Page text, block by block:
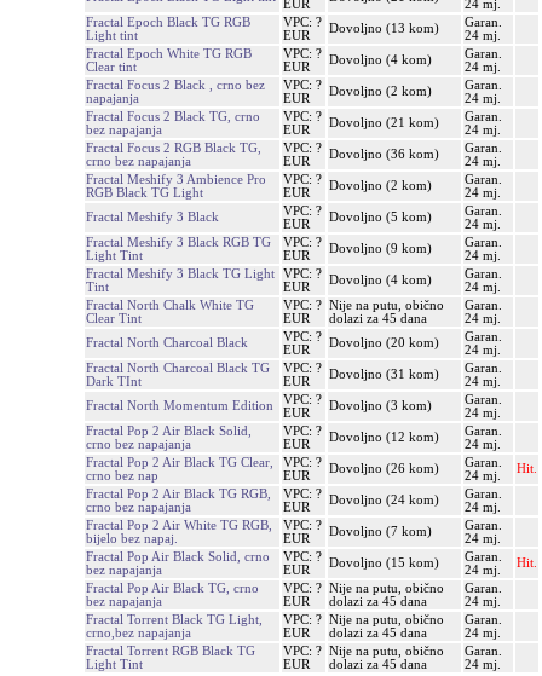
EUR
24 mj.
Fractal Epoch Black TG RGB
Light tint
VPC: ?
EUR
Dovoljno (13 kom)
Garan.
24 mj.
Fractal Epoch White TG RGB
Clear tint
VPC: ?
EUR
Dovoljno (4 kom)
Garan.
24 mj.
Fractal Focus 2 Black , crno bez
napajanja
VPC: ?
EUR
Dovoljno (2 kom)
Garan.
24 mj.
Fractal Focus 2 Black TG, crno
bez napajanja
VPC: ?
EUR
Dovoljno (21 kom)
Garan.
24 mj.
Fractal Focus 2 RGB Black TG,
crno bez napajanja
VPC: ?
EUR
Dovoljno (36 kom)
Garan.
24 mj.
Fractal Meshify 3 Ambience Pro
RGB Black TG Light
VPC: ?
EUR
Dovoljno (2 kom)
Garan.
24 mj.
Fractal Meshify 3 Black
VPC: ?
EUR
Dovoljno (5 kom)
Garan.
24 mj.
Fractal Meshify 3 Black RGB TG
Light Tint
VPC: ?
EUR
Dovoljno (9 kom)
Garan.
24 mj.
Fractal Meshify 3 Black TG Light
Tint
VPC: ?
EUR
Dovoljno (4 kom)
Garan.
24 mj.
Fractal North Chalk White TG
Clear Tint
VPC: ?
EUR
Nije na putu, obično
dolazi za 45 dana
Garan.
24 mj.
Fractal North Charcoal Black
VPC: ?
EUR
Dovoljno (20 kom)
Garan.
24 mj.
Fractal North Charcoal Black TG
Dark TInt
VPC: ?
EUR
Dovoljno (31 kom)
Garan.
24 mj.
Fractal North Momentum Edition
VPC: ?
EUR
Dovoljno (3 kom)
Garan.
24 mj.
Fractal Pop 2 Air Black Solid,
crno bez napajanja
VPC: ?
EUR
Dovoljno (12 kom)
Garan.
24 mj.
Fractal Pop 2 Air Black TG Clear,
crno bez nap
VPC: ?
EUR
Dovoljno (26 kom)
Garan.
24 mj.
Hit.
Fractal Pop 2 Air Black TG RGB,
crno bez napajanja
VPC: ?
EUR
Dovoljno (24 kom)
Garan.
24 mj.
Fractal Pop 2 Air White TG RGB,
bijelo bez napaj.
VPC: ?
EUR
Dovoljno (7 kom)
Garan.
24 mj.
Fractal Pop Air Black Solid, crno
bez napajanja
VPC: ?
EUR
Dovoljno (15 kom)
Garan.
24 mj.
Hit.
Fractal Pop Air Black TG, crno
bez napajanja
VPC: ?
EUR
Nije na putu, obično
dolazi za 45 dana
Garan.
24 mj.
Fractal Torrent Black TG Light,
crno,bez napajanja
VPC: ?
EUR
Nije na putu, obično
dolazi za 45 dana
Garan.
24 mj.
Fractal Torrent RGB Black TG
Light Tint
VPC: ?
EUR
Nije na putu, obično
dolazi za 45 dana
Garan.
24 mj.